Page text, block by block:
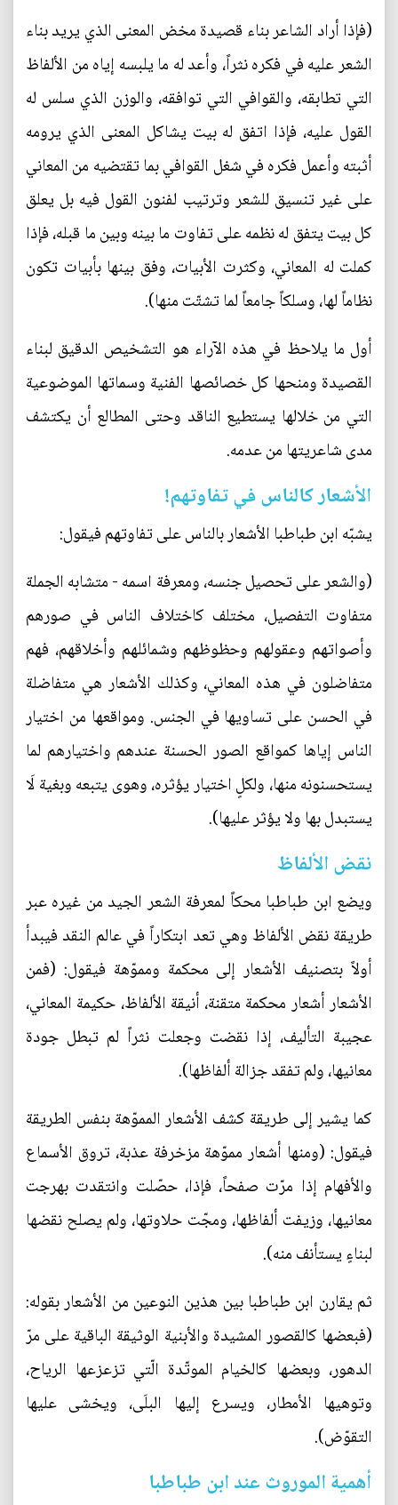
(فإذا أراد الشاعر بناء قصيدة مخض المعنى الذي يريد بناء
الشعر عليه في فكره نثراً، وأعد له ما يلبسه إياه من الألفاظ
التي تطابقه، والقوافي التي توافقه، والوزن الذي سلس له
القول عليه، فإذا اتفق له بيت يشاكل المعنى الذي يرومه
أثبته وأعمل فكره في شغل القوافي بما تقتضيه من المعاني
على غير تنسيق للشعر وترتيب لفنون القول فيه بل يعلق
كل بيت يتفق له نظمه على تفاوت ما بينه وبين ما قبله، فإذا
كملت له المعاني، وكثرت الأبيات، وفق بينها بأبيات تكون
نظاماً لها، وسلكاً جامعاً لما تشتّت منها).
أول ما يلاحظ في هذه الآراء هو التشخيص الدقيق لبناء
القصيدة ومنحها كل خصائصها الفنية وسماتها الموضوعية
التي من خلالها يستطيع الناقد وحتى المطالع أن يكتشف
مدى شاعريتها من عدمه.
الأشعار كالناس في تفاوتهم!
يشبّه ابن طباطبا الأشعار بالناس على تفاوتهم فيقول:
(والشعر على تحصيل جنسه، ومعرفة اسمه - متشابه الجملة
متفاوت التفصيل، مختلف كاختلاف الناس في صورهم
وأصواتهم وعقولهم وحظوظهم وشمائلهم وأخلاقهم، فهم
متفاضلون في هذه المعاني، وكذلك الأشعار هي متفاضلة
في الحسن على تساويها في الجنس. ومواقعها من اختيار
الناس إياها كمواقع الصور الحسنة عندهم واختيارهم لما
يستحسنونه منها، ولكلٍ اختيار يؤثره، وهوى يتبعه وبغية لَا
يستبدل بها ولا يؤثر عليها).
نقض الألفاظ
ويضع ابن طباطبا محكاً لمعرفة الشعر الجيد من غيره عبر
طريقة نقض الألفاظ وهي تعد ابتكاراً في عالم النقد فيبدأ
أولاً بتصنيف الأشعار إلى محكمة ومموّهة فيقول: (فمن
الأشعار أشعار محكمة متقنة، أنيقة الألفاظ، حكيمة المعاني،
عجيبة التأليف، إذا نقضت وجعلت نثراً لم تبطل جودة
معانيها، ولم تفقد جزالة ألفاظها).
كما يشير إلى طريقة كشف الأشعار المموّهة بنفس الطريقة
فيقول: (ومنها أشعار مموّهة مزخرفة عذبة، تروق الأسماع
والأفهام إذا مرّت صفحاً، فإذا، حصّلت وانتقدت بهرجت
معانيها، وزيفت ألفاظها، ومجّت حلاوتها، ولم يصلح نقضها
لبناءٍ يستأنف منه).
ثم يقارن ابن طباطبا بين هذين النوعين من الأشعار بقوله:
(فبعضها كالقصور المشيدة والأبنية الوثيقة الباقية على مرّ
الدهور، وبعضها كالخيام الموتّدة الّتي تزعزعها الرياح،
وتوهيها الأمطار، ويسرع إليها البلَى، ويخشى عليها
التقوّض).
أهمية الموروث عند ابن طباطبا